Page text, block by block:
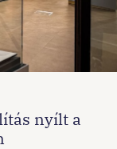
nyílt a